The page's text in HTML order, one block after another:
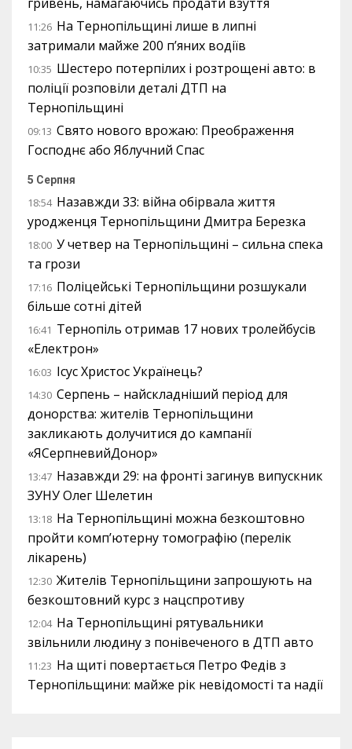
11:26 На Тернопільщині лише в липні
затримали майже 200 п’яних водіїв
10:35 Шестеро потерпілих і розтрощені авто: в
поліції розповіли деталі ДТП на
Тернопільщині
09:13 Свято нового врожаю: Преображення
Господнє або Яблучний Спас
5 Серпня
18:54 Назавжди 33: війна обірвала життя
уродженця Тернопільщини Дмитра Березка
18:00 У четвер на Тернопільщині – сильна спека
та грози
17:16 Поліцейські Тернопільщини розшукали
більше сотні дітей
16:41 Тернопіль отримав 17 нових тролейбусів
«Електрон»
16:03 Ісус Христос Українець?
14:30 Серпень – найскладніший період для
донорства: жителів Тернопільщини
закликають долучитися до кампанії
«ЯСерпневийДонор»
13:47 Назавжди 29: на фронті загинув випускник
ЗУНУ Олег Шелетин
13:18 На Тернопільщині можна безкоштовно
пройти комп’ютерну томографію (перелік
лікарень)
12:30 Жителів Тернопільщини запрошують на
безкоштовний курс з нацспротиву
12:04 На Тернопільщині рятувальники
звільнили людину з понівеченого в ДТП авто
11:23 На щиті повертається Петро Федів з
Тернопільщини: майже рік невідомості та надії